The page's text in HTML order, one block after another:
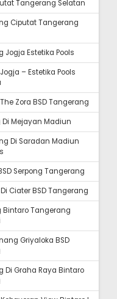
Tangerang Selatan
Ciputat Tangerang
Estetika Pools
– Estetika Pools
Zora BSD Tangerang
Mejayan Madiun
Di Saradan Madiun
Serpong Tangerang
Ciater BSD Tangerang
Bintaro Tangerang
Griyaloka BSD
Di Graha Raya Bintaro